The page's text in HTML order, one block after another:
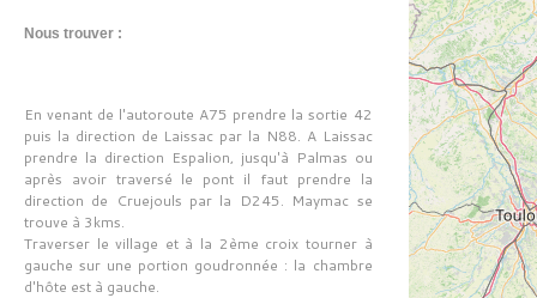
Nous trouver :
En venant de l'autoroute A75 prendre la sortie 42
puis la direction de Laissac par la N88. A Laissac
prendre la direction Espalion, jusqu'à Palmas ou
après avoir traversé le pont il faut prendre la
direction de Cruejouls par la D245. Maymac se
trouve à 3kms.
Traverser le village et à la 2ème croix tourner à
gauche sur une portion goudronnée : la chambre
d'hôte est à gauche.